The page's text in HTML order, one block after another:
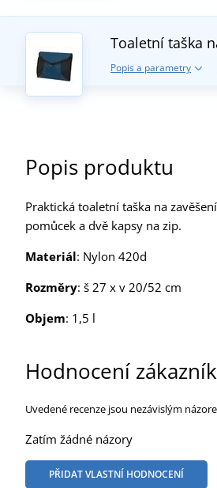
Toaletní taška
Popis a parametry
Popis produktu
Praktická toaletní taška na
pomůcek a dvě kapsy na zip.
Materiál: Nylon 420d
Rozměry: š 27 x v 20/52 cm
Objem: 1,5 l
Hodnocení
Uvedené recenze jsou nezávislým
Zatím žádné názory
PŘIDAT VLASTNÍ HODNOCENÍ